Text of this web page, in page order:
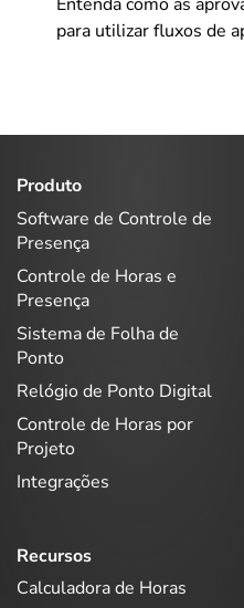
para utilizar fluxos de
Produto
Software de Controle de
Presença
Controle de Horas e
Presença
Sistema de Folha de
Ponto
Relógio de Ponto Digital
Controle de Horas por
Projeto
Integrações
Recursos
Calculadora de Horas